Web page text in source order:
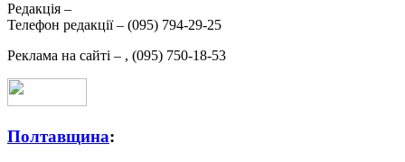
Редакція –
Телефон редакції – (095) 794-29-25
Реклама на сайті – , (095) 750-18-53
Полтавщина: